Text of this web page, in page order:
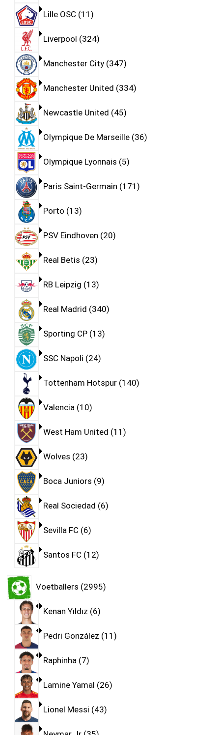
Lille OSC 11
Liverpool 324
Manchester City 347
Manchester United 334
Newcastle United 45
Olympique De Marseille 36
Olympique Lyonnais 5
Paris Saint-Germain 171
Porto 13
PSV Eindhoven 20
Real Betis 23
RB Leipzig 13
Real Madrid 340
Sporting CP 13
SSC Napoli 24
Tottenham Hotspur 140
Valencia 10
West Ham United 11
Wolves 23
Boca Juniors 9
Real Sociedad 6
Sevilla FC 6
Santos FC 12
Voetballers 2995
Kenan Yıldız 6
Pedri González 11
Raphinha 7
Lamine Yamal 26
Lionel Messi 43